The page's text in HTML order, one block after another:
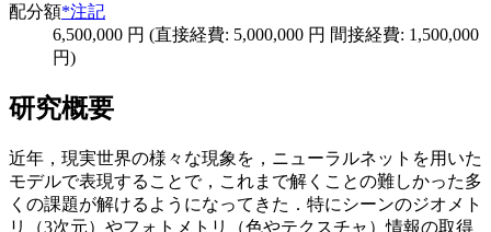
配分額*注記
6,500,000 円 (直接経費: 5,000,000 円 間接経費: 1,500,000
円)
研究概要
近年，現実世界の様々な現象を，ニューラルネットを用いた
モデルで表現することで，これまで解くことの難しかった多
くの課題が解けるようになってきた．特にシーンのジオメト
リ（3次元）やフォトメトリ（色やテクスチャ）情報の取得